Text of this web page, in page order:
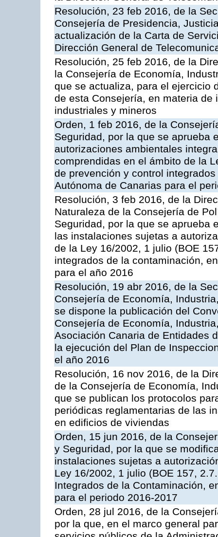
Resolución, 23 feb 2016, de la
Consejería de Presidencia,
actualización de la Carta de
Dirección General de
Resolución, 25 feb 2016, de la
la Consejería de Economía,
que se actualiza, para el ejercicio
de esta Consejería, en materia
industriales y mineros
Orden, 1 feb 2016, de la
Seguridad, por la que se aprueba
autorizaciones ambientales
comprendidas en el ámbito de la
de prevención y control
Autónoma de Canarias para el
Resolución, 3 feb 2016, de la
Naturaleza de la Consejería de
Seguridad, por la que se aprueba
las instalaciones sujetas a
de la Ley 16/2002, 1 julio (BOE
integrados de la contaminación,
para el año 2016
Resolución, 19 abr 2016, de la
Consejería de Economía,
se dispone la publicación del
Consejería de Economía,
Asociación Canaria de Entidades
la ejecución del Plan de
el año 2016
Resolución, 16 nov 2016, de la
de la Consejería de Economía,
que se publican los protocolos
periódicas reglamentarias de las
en edificios de viviendas
Orden, 15 jun 2016, de la
y Seguridad, por la que se
instalaciones sujetas a
Ley 16/2002, 1 julio (BOE 157,
Integrados de la Contaminación,
para el periodo 2016-2017
Orden, 28 jul 2016, de la
por la que, en el marco general